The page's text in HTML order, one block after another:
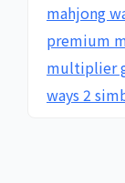
mahjong
premium
multiplier
ways 2